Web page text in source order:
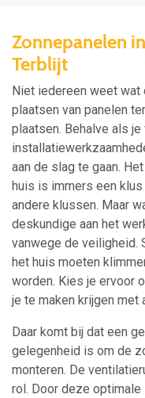
Zonnepanelen
Terblijt
Niet iedereen weet wat
plaatsen van panelen
plaatsen. Behalve als
aan de slag te gaan.
huis is immers een
andere klussen. Maar
deskundige aan het
vanwege de veiligheid.
het huis moeten
worden. Kies je ervoor
je te maken krijgen met
Daar komt bij dat een
gelegenheid is om de
monteren. De
rol. Door deze